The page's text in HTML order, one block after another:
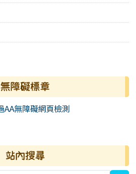
無障礙標章
站內搜尋